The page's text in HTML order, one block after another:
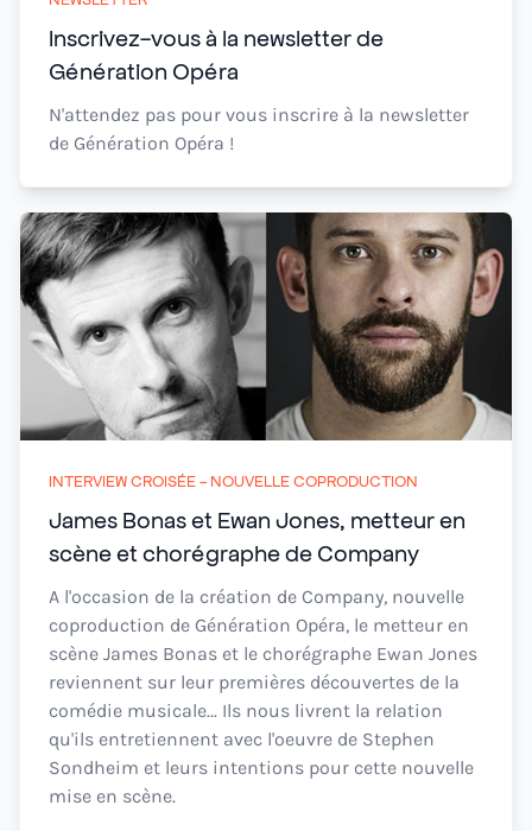
Inscrivez-vous à la newsletter de
Génération Opéra
N'attendez pas pour vous inscrire à la newsletter
de Génération Opéra !
INTERVIEW CROISÉE - NOUVELLE COPRODUCTION
James Bonas et Ewan Jones, metteur en
scène et chorégraphe de Company
A l'occasion de la création de Company, nouvelle
coproduction de Génération Opéra, le metteur en
scène James Bonas et le chorégraphe Ewan Jones
reviennent sur leur premières découvertes de la
comédie musicale... Ils nous livrent la relation
qu'ils entretiennent avec l'oeuvre de Stephen
Sondheim et leurs intentions pour cette nouvelle
mise en scène.